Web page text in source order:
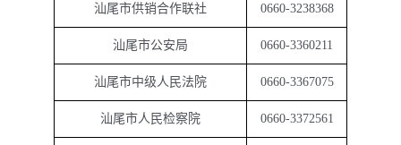
汕尾市供销合作联社 0660-3238368
汕尾市公安局 0660-3360211
汕尾市中级人民法院 0660-3367075
汕尾市人民检察院 0660-3372561